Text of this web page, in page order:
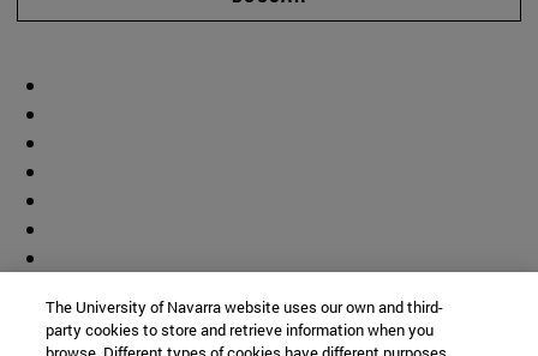
The University of Navarra website uses our own and third-
party cookies to store and retrieve information when you